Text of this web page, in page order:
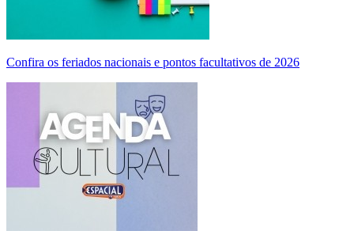
Confira os feriados nacionais e pontos facultativos de 2026